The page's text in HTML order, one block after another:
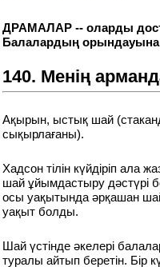
ДРАМАЛАР -- оларды
Балалардың орындауына
140. Менің
Ақырын, ыстық шай
сықырлағаны).
Хадсон тілін күйдіріп ала
шай ұйымдастыру дәстүрі
осы уақытында әрқашан
уақыт болды.
Шай үстінде әкелері
туралы айтып беретін. Бір